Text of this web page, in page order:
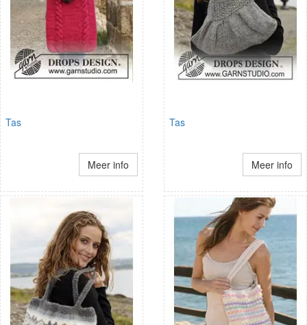
Tas
Meer info
Tas
Meer info